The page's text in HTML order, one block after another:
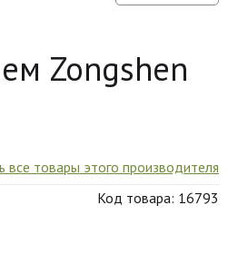
Zongshen
все товары этого производителя
Код товара: 16793